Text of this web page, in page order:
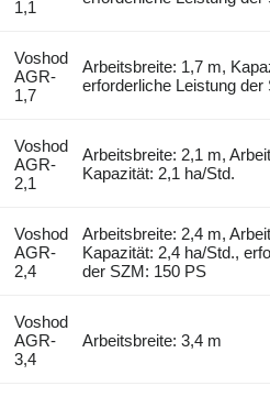
1,1
Voshod
AGR-
1,7
Arbeitsbreite: 1,7 m,
erforderliche Leistung der
Voshod
AGR-
2,1
Arbeitsbreite: 2,1 m,
Kapazität: 2,1 ha/Std.
Voshod
AGR-
2,4
Arbeitsbreite: 2,4 m,
Kapazität: 2,4 ha/Std.,
der SZM: 150 PS
Voshod
AGR-
3,4
Arbeitsbreite: 3,4 m